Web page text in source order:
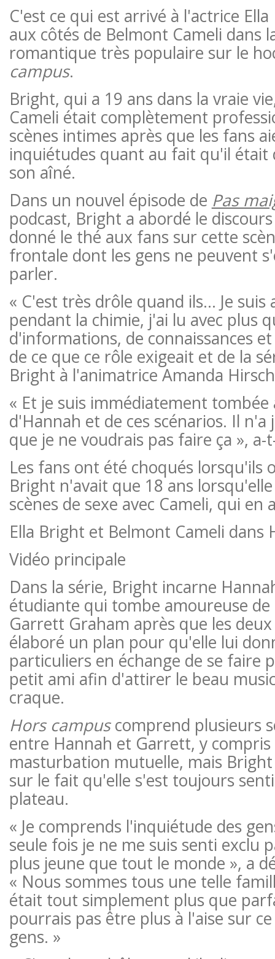
C'est ce qui est arrivé à l'actrice
aux côtés de Belmont Cameli dans
romantique très populaire sur le
campus.
Bright, qui a 19 ans dans la vraie
Cameli était complètement
scènes intimes après que les fans
inquiétudes quant au fait qu'il était
son aîné.
Dans un nouvel épisode de Pas
podcast, Bright a abordé le
donné le thé aux fans sur cette
frontale dont les gens ne peuvent
parler.
« C'est très drôle quand ils… Je suis
pendant la chimie, j'ai lu avec plus
d'informations, de connaissances
de ce que ce rôle exigeait et de la
Bright à l'animatrice Amanda
« Et je suis immédiatement tombée
d'Hannah et de ces scénarios. Il
que je ne voudrais pas faire ça », a-
Les fans ont été choqués lorsqu'ils
Bright n'avait que 18 ans
scènes de sexe avec Cameli, qui en
Ella Bright et Belmont Cameli dans
Vidéo principale
Dans la série, Bright incarne
étudiante qui tombe amoureuse de
Garrett Graham après que les
élaboré un plan pour qu'elle lui
particuliers en échange de se faire
petit ami afin d'attirer le beau
craque.
Hors campuscomprend plusieurs
entre Hannah et Garrett, y compris
masturbation mutuelle, mais
sur le fait qu'elle s'est toujours
plateau.
« Je comprends l'inquiétude des
seule fois je ne me suis senti exclu
plus jeune que tout le monde », a
« Nous sommes tous une telle
était tout simplement plus que
pourrais pas être plus à l'aise sur
gens. »